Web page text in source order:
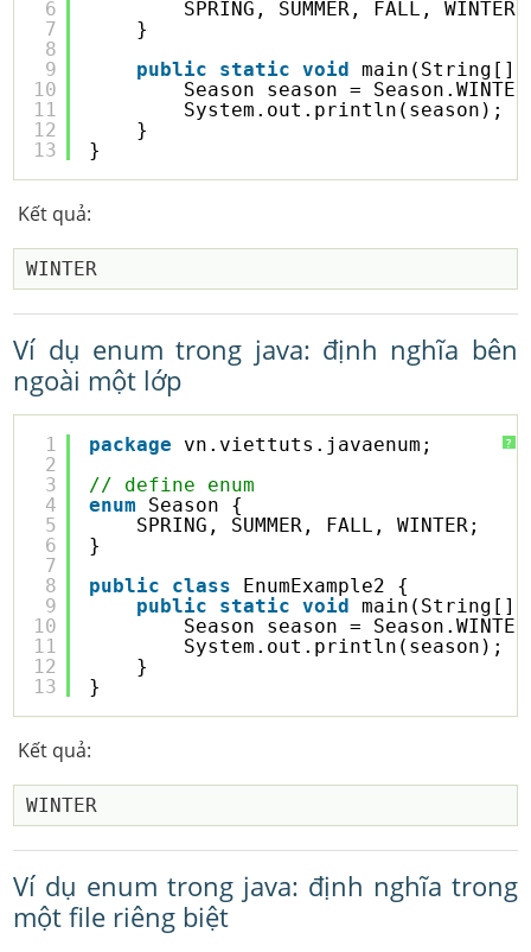
6
7
8
9
10
11
12
13
SPRING, SUMMER, FALL, WINTER;
}
public
static void
main(String[]
Season season =
System.out.println(season);
}
}
Kết quả:
Ví dụ enum trong java: định nghĩa bên
ngoài một lớp
?
1
2
3
4
5
6
7
8
9
10
11
12
13
package
vn.viettuts.javaenum;
// define enum
enum
Season {
SPRING, SUMMER, FALL, WINTER;
}
public
class
EnumExample2 {
public
static void
main(String[]
Season season =
System.out.println(season);
}
}
Kết quả:
Ví dụ enum trong java: định nghĩa trong
một file riêng biệt